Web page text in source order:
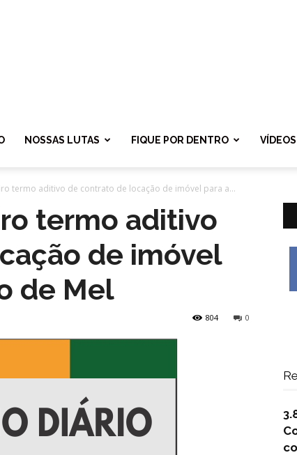
NOSSAS LUTAS FIQUE POR DENTRO VÍDEOS
termo aditivo de contrato de locação de imóvel para a...
termo aditivo
de imóvel
de Mel
0
804